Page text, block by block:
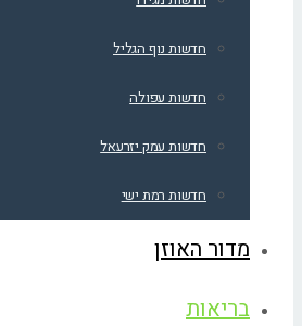
חדשות נוף הגליל
חדשות עפולה
חדשות עמק יזרעאל
חדשות רמת ישי
מדור האוזן
בריאות